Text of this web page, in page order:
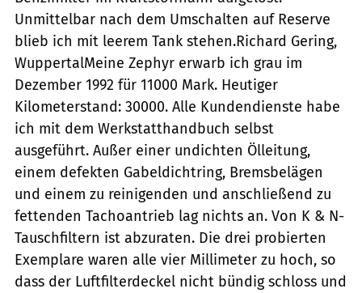
Unmittelbar nach dem Umschalten auf Reserve
blieb ich mit leerem Tank stehen.Richard Gering,
WuppertalMeine Zephyr erwarb ich grau im
Dezember 1992 für 11000 Mark. Heutiger
Kilometerstand: 30000. Alle Kundendienste habe
ich mit dem Werkstatthandbuch selbst
ausgeführt. Außer einer undichten Ölleitung,
einem defekten Gabeldichtring, Bremsbelägen
und einem zu reinigenden und anschließend zu
fettenden Tachoantrieb lag nichts an. Von K & N-
Tauschfiltern ist abzuraten. Die drei probierten
Exemplare waren alle vier Millimeter zu hoch, so
dass der Luftfilterdeckel nicht bündig schloss und